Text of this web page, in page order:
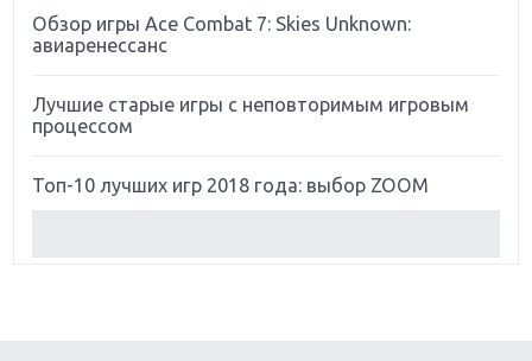
Обзор игры Ace Combat 7: Skies Unknown:
авиаренессанс
Лучшие старые игры с неповторимым игровым
процессом
Топ-10 лучших игр 2018 года: выбор ZOOM